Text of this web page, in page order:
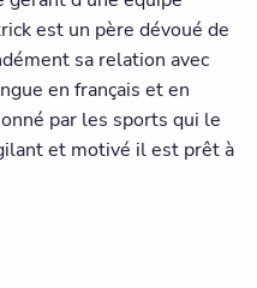
est un père dévoué de
sa relation avec
en français et en
par les sports qui le
et motivé il est prêt à